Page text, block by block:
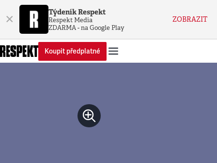
× Týdeník Respekt
Respekt Media
ZDARMA - na Google Play
ZOBRAZIT
Koupit předplatné